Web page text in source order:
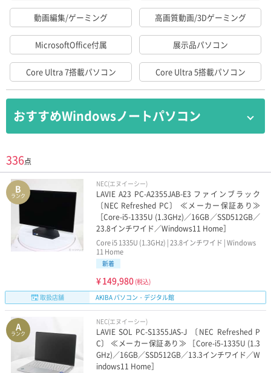
動画編集/ゲーミング 高画質動画/3Dゲーミング
MicrosoftOffice付属 展示品パソコン
Core Ultra 7搭載パソコン Core Ultra 5搭載パソコン
おすすめWindowsノートパソコン
リ8GB以上/液晶15.4インチ未満※Office付属は除
く
NEC dynabook
VAIO FUJITSU
CPU世代で選ぶ
第10世代Core-i5搭載 第11世代Core-i5搭載
第12世代Core-i5搭載 第13世代Core-i5搭載
336点
B
ランク
NEC(エヌイーシー)
LAVIE A23 PC-A2355JAB-E3 ファインブラック
〔NEC Refreshed PC〕 ≪メーカー保証あり≫
［Core-i5-1335U (1.3GHz)／16GB／SSD512GB／
23.8インチワイド／Windows11 Home］
Core i5 1335U (1.3GHz) | 23.8インチワイド | Windows
11 Home
新着
¥149,980 (税込)
取扱店舗
AKIBA パソコン・デジタル館
A
ランク
NEC(エヌイーシー)
LAVIE SOL PC-S1355JAS-J 〔NEC Refreshed P
C〕 ≪メーカー保証あり≫ ［Core-i5-1335U (1.3
GHz)／16GB／SSD512GB／13.3インチワイド／W
indows11 Home］